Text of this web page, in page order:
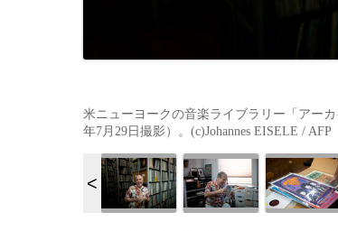
米ニューヨークの音楽ライブラリー「アー
年7月29日撮影）。(c)Johannes EISELE / AFP